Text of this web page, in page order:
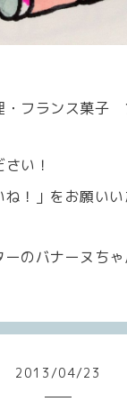
・フランス菓子
い！
！」をお願いい
ーのバナーヌち
2013 /04/23